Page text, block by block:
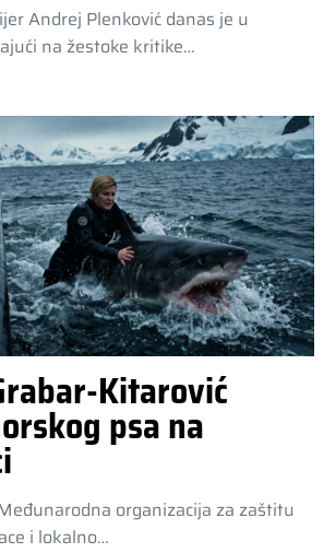
Andrej Plenković danas je u
na žestoke kritike…
Kitarović
psa na
organizacija za zaštitu
i lokalno…